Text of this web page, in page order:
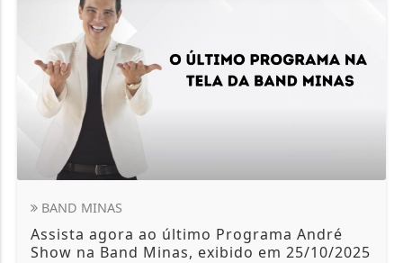
BAND MINAS
Assista agora ao último Programa André
Show na Band Minas, exibido em 25/10/2025